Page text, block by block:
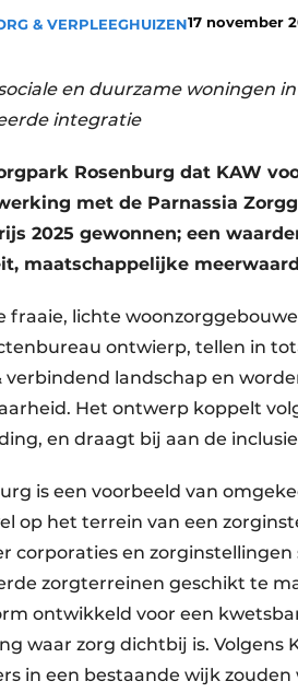
Privacy / Cookie statement
Vacatures
& VERPLEEGHUIZEN17 november
en duurzame woningen
integratie
Rosenburg dat KAW
met de Parnassia
2025 gewonnen; een
maatschappelijke
fraaie, lichte
ontwierp, tellen in
verbindend landschap en
Het ontwerp koppelt
en draagt bij aan de
is een voorbeeld van
op het terrein van een
corporaties en
zorgterreinen geschikt te
ontwikkeld voor een
waar zorg dichtbij is. Volgens
in een bestaande wijk